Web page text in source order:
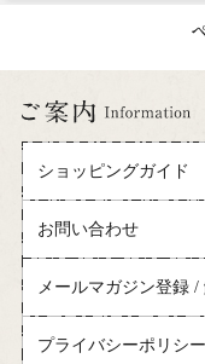
ショッピングガイド
お問い合わせ
メールマガジン登録 /
プライバシーポリシー